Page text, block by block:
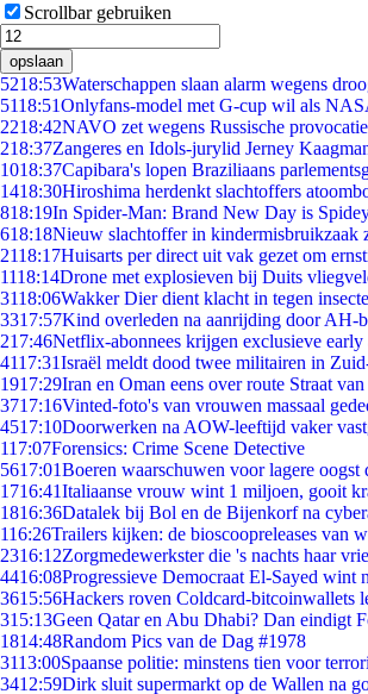
Scrollbar gebruiken
opslaan
5218:53Waterschappen slaan alarm wegens
5118:51Onlyfans-model met G-cup wil als
2218:42NAVO zet wegens Russische
218:37Zangeres en Idols-jurylid Jerney
1018:37Capibara's lopen Braziliaans
1418:30Hiroshima herdenkt slachtoffers
818:19In Spider-Man: Brand New Day is
618:18Nieuw slachtoffer in kindermisbruikzaak
2118:17Huisarts per direct uit vak gezet om
1118:14Drone met explosieven bij Duits
3118:06Wakker Dier dient klacht in tegen
3317:57Kind overleden na aanrijding door AH-
217:46Netflix-abonnees krijgen exclusieve
4117:31Israël meldt dood twee militairen in
1917:29Iran en Oman eens over route Straat
3717:16Vinted-foto's van vrouwen massaal
4517:10Doorwerken na AOW-leeftijd vaker
117:07Forensics: Crime Scene Detective
5617:01Boeren waarschuwen voor lagere oogst
1716:41Italiaanse vrouw wint 1 miljoen, gooit
1816:36Datalek bij Bol en de Bijenkorf na
116:26Trailers kijken: de bioscoopreleases van
2316:12Zorgmedewerkster die 's nachts haar
4416:08Progressieve Democraat El-Sayed
3615:56Hackers roven Coldcard-bitcoinwallets
315:13Geen Qatar en Abu Dhabi? Dan eindigt
1814:48Random Pics van de Dag #1978
3113:00Spaanse politie: minstens tien voor
3412:59Dirk sluit supermarkt op de Wallen na